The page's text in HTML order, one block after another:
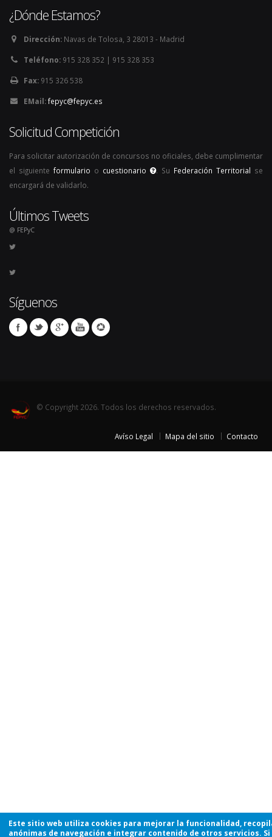
¿Dónde Estamos?
Dirección: Navas de Tolosa, 3 28013 - Madrid
Teléfono: 915 328 352 | 915 328 353
Fax: 915 326 538
EMail:fepyc@fepyc.es
Solicitud Competición
Para solicitar autorización de concursos no oficiales, debe cumplimentar
el siguiente formulario o cuestionario . Su Federación Territorial se
encargará de validarlo.
Últimos Tweets
@ FEPyC
Síguenos
© Copyright 2026. Todos los derechos reservados.
Avíso Legal Mapa del sitio Contacto
Este sitio web utiliza cookies para mejorar la funcionalidad,
anónimas de navegación e integrar contenido de otros servicios.